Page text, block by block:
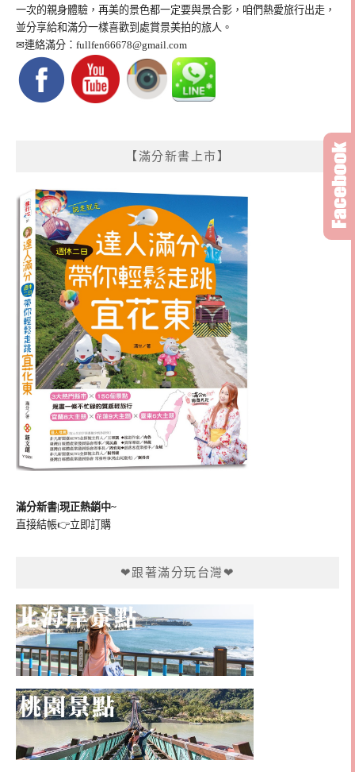
一次的親身體驗，再美的景色都一定要與景合影，咱們熱愛旅行出走，
並分享給和滿分一樣喜歡到處賞景美拍的旅人。
✉連絡滿分： fullfen66678@gmail.com
【滿分新書上市】
滿分新書|現正熱銷中~
直接結帳👉立即訂購
❤跟著滿分玩台灣❤